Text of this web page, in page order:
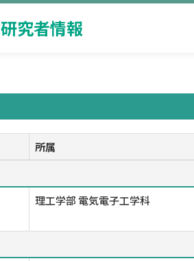
研究者情報
所属
理工学部 電気電子工学科